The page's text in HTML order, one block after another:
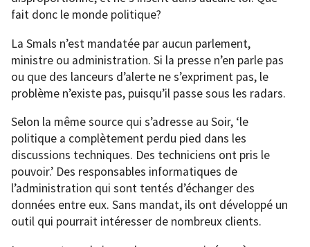
fait donc le monde politique?
La Smals n’est mandatée par aucun parlement,
ministre ou administration. Si la presse n’en parle pas
ou que des lanceurs d’alerte ne s’expriment pas, le
problème n’existe pas, puisqu’il passe sous les radars.
Selon la même source qui s’adresse au Soir, ‘le
politique a complètement perdu pied dans les
discussions techniques. Des techniciens ont pris le
pouvoir.’ Des responsables informatiques de
l’administration qui sont tentés d’échanger des
données entre eux. Sans mandat, ils ont développé un
outil qui pourrait intéresser de nombreux clients.